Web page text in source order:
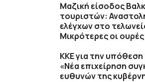
Μαζική είσοδος
τουριστών:
ελέγχων στο
Μικρότερες οι
ΚΚΕ για την
«Νέα επιχείρηση
ευθυνών της